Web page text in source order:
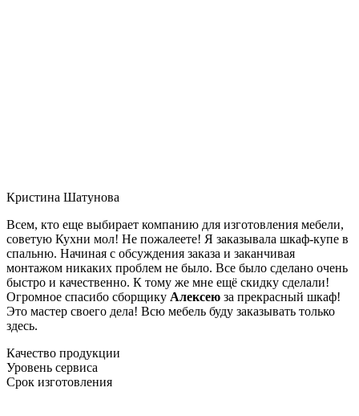
Кристина Шатунова
Всем, кто еще выбирает компанию для изготовления мебели,
советую Кухни мол! Не пожалеете! Я заказывала шкаф-купе в
спальню. Начиная с обсуждения заказа и заканчивая
монтажом никаких проблем не было. Все было сделано очень
быстро и качественно. К тому же мне ещё скидку сделали!
Огромное спасибо сборщику Алексею за прекрасный шкаф!
Это мастер своего дела! Всю мебель буду заказывать только
здесь.
Качество продукции
Уровень сервиса
Срок изготовления